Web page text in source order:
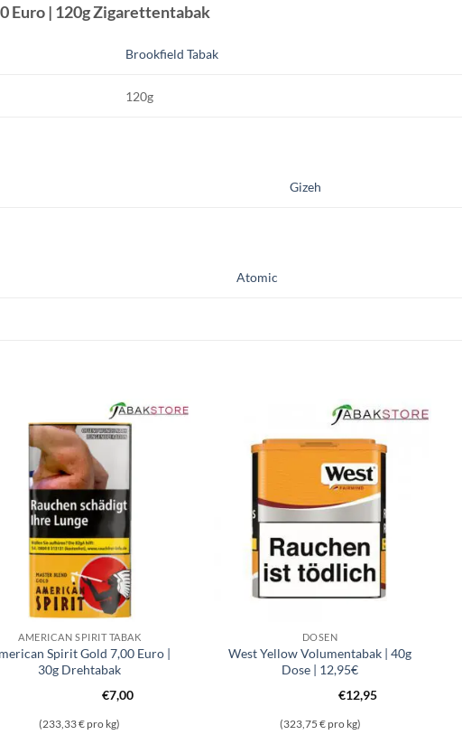
Euro | 120g Zigarettentabak
Brookfield Tabak
120g
Gizeh
Atomic
AMERICAN SPIRIT TABAK
Spirit Gold 7,00 Euro |
30g Drehtabak
€7,00
(233,33 € pro kg)
DOSEN
West Yellow Volumentabak | 40g
Dose | 12,95€
€12,95
(323,75 € pro kg)